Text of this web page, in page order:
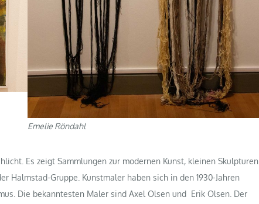
Emelie Röndahl
Es zeigt Sammlungen zur modernen Kunst, kleinen Skulpturen
Halmstad-Gruppe. Kunstmaler haben sich in den 1930-Jahren
Die bekanntesten Maler sind Axel Olsen und Erik Olsen. Der